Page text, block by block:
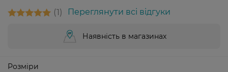
1 Переглянути всі відгуки
Наявність в магазинах
Розміри